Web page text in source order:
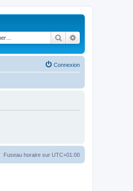
Rechercher
Connexion
Fuseau horaire sur UTC+01:00